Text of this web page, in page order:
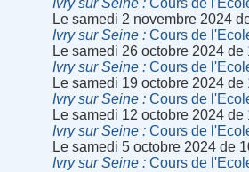
Ivry sur Seine
Cours de
Le samedi 2 novembre 2024
Ivry sur Seine
Cours de
Le samedi 26 octobre 2024 de
Ivry sur Seine
Cours de
Le samedi 19 octobre 2024 de
Ivry sur Seine
Cours de
Le samedi 12 octobre 2024 de
Ivry sur Seine
Cours de
Le samedi 5 octobre 2024 de
Ivry sur Seine
Cours de